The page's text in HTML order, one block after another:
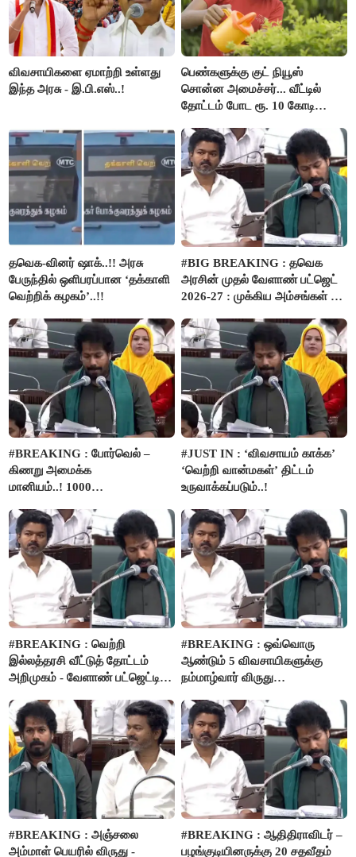
விவசாயிகளை ஏமாற்றி உள்ளது
இந்த அரசு - இ.பி.எஸ்..!
பெண்களுக்கு குட் நியூஸ்
சொன்ன அமைச்சர்... வீட்டில்
தோட்டம் போட ரூ. 10 கோடி
தவெக-வினர் ஷாக்..!! அரசு
பேருந்தில் ஒளிபரப்பான ‘தக்காளி
வெற்றிக் கழகம்’..!!
#BIG BREAKING : தவெக
அரசின் முதல் வேளாண் பட்ஜெட்
2026-27 : முக்கிய அம்சங்கள் ஓர்
#BREAKING : போர்வெல் –
கிணறு அமைக்க
மானியம்..! 1000
பம்புசெட் வழங்கப்படும்..!
#JUST IN : ‘விவசாயம் காக்க’
‘வெற்றி வான்மகள்’ திட்டம்
உருவாக்கப்படும்..!
#BREAKING : வெற்றி
இல்லத்தரசி வீட்டுத் தோட்டம்
அறிமுகம் - வேளாண் பட்ஜெட்டில்
#BREAKING : ஒவ்வொரு
ஆண்டும் 5 விவசாயிகளுக்கு
நம்மாழ்வார் விருது
#BREAKING : அஞ்சலை
அம்மாள் பெயரில் விருது -
#BREAKING : ஆதிதிராவிடர் –
பழங்குடியினருக்கு 20 சதவீதம்